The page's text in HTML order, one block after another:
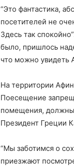
“Это фантастика,
посетителей не
Здесь так
было, пришлось
что можно увидеть
На территории
Поесещение
помещения, должны
Президент Греции
“Мы заботимся о
приезжают